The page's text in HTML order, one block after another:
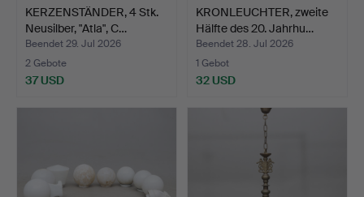
KERZENSTÄNDER, 4 Stk.
Neusilber, "Atla", C…
Beendet 29. Jul 2026
2 Gebote
37 USD
KRONLEUCHTER, zweite
Hälfte des 20. Jahrhu…
Beendet 28. Jul 2026
1 Gebot
32 USD